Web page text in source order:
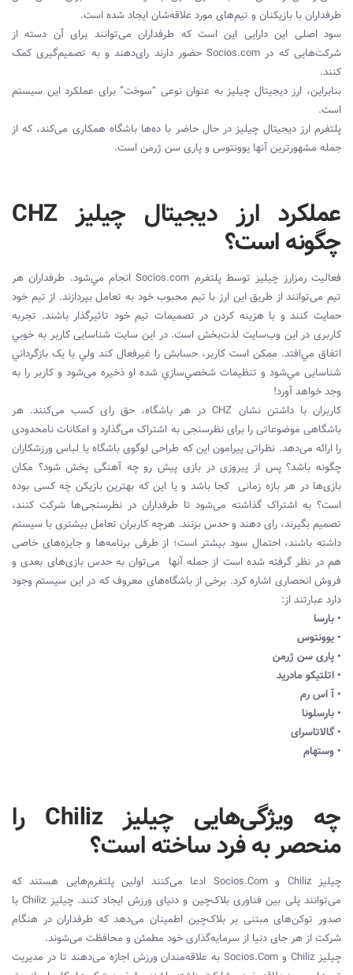
طرفداران با بازیکنان و تیم‌های مورد علاقه‌شان ایجاد شده است.
سود اصلی این دارایی این است که طرفداران می‌توانند برای آن دسته از
شرکت‌هایی که در Socios.com حضور دارند رای‌دهند و به تصمیم‌گیری کمک
کنند.
بنابراین، ارز دیجیتال چیلیز به عنوان نوعی “سوخت” برای عملکرد این سیستم
است.
پلتفرم ارز دیجیتال چیلیز در حال حاضر با ده‌ها باشگاه همکاری می‌کند، که از
جمله مشهورترین آنها یوونتوس و پاری سن ژرمن است.
عملکرد ارز دیجیتال چیلیز CHZ
چگونه است؟
فعاليت رمزارز چيليز توسط پلتفرم Socios.com انجام مي‌شود. طرفداران هر
تيم می‌توانند از طريق اين ارز با تيم محبوب خود به تعامل بپردازند. از تيم خود
حمايت كنند و با هزينه كردن در تصميمات تيم خود تاثيرگذار باشند. تجربه
كاربری در اين وب‌سايت لذت‌بخش است. در اين سايت شناسايی كاربر به خوبي
اتفاق مي‌افتد. ممكن است كاربر، حسابش را غيرفعال كند ولي با يک بازگرداني
شناسايی مي‌شود و تنظيمات شخصي‌سازي شده او ذخيره می‌شود و كاربر را به
وجد خواهد آورد!
کاربران با داشتن نشان CHZ در هر باشگاه، حق‌ رای کسب می‌کنند. هر
باشگاهی موضوعاتی را برای نظرسنجی به اشتراک می‌گذارد و امکانات نامحدودی
را ارائه می‌دهد. نظراتی پیرامون این که طراحی لوگوی باشگاه یا لباس ورزشکاران
چگونه باشد؟ پس از پیروزی در بازی پیش رو چه آهنگی پخش شود؟ مکان
بازی‌ها در هر بازه زمانی کجا باشد و یا این که بهترین بازیکن چه کسی بوده
است؟ به اشتراک گذاشته می‌شود تا طرفداران در نظرسنجی‎‌ها شرکت کنند،
تصمیم بگیرند، رای دهند و حدس بزنند. هرچه کاربران تعامل بیشتری با سیستم
داشته باشند، احتمال سود بیشتر است؛ از طرفی برنامه‌ها و جایزه‌های خاصی
هم در نظر گرفته شده است از جمله آنها می‌توان به حدس بازی‌های بعدی و
فروش انحصاری اشاره کرد. برخی از باشگاه‌های معروف که در این سیستم وجود
دارد عبارتند از:
• بارسا
• یوونتوس
• پاری سن ژرمن
• اتلتیکو مادرید
• آ اس رم
• بارسلونا
• گالاتاسرای
• وستهام
چه ویژگی‌هایی چیلیز Chiliz را
منحصر به فرد ساخته است؟
چیلیز Chiliz و Socios.Com ادعا می‌کنند اولین پلتفرم‌هایی هستند که
می‌توانند پلی بین فناوری بلاک‌چین و دنیای ورزش ایجاد کنند. چیلیز Chiliz با
صدور توکن‌های مبتنی بر بلاک‌چین اطمینان می‌دهد که طرفداران در هنگام
شرکت از هر جای دنیا از سرمایه‌گذاری خود مطمئن و محافظت می‌شوند.
چیلیز Chiliz و Socios.Com به علاقه‌مندان ورزش اجازه می‌دهند تا در مدیریت